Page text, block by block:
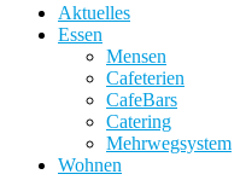
Aktuelles
Essen
Mensen
Cafeterien
CafeBars
Catering
Mehrwegsystem
Wohnen